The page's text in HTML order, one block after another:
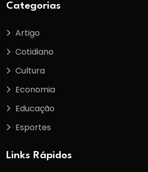
Categorias
Artigo
Cotidiano
Cultura
Economia
Educação
Esportes
Links Rápidos